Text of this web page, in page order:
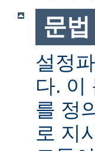
문
설정
다. 이
를 정
로 지